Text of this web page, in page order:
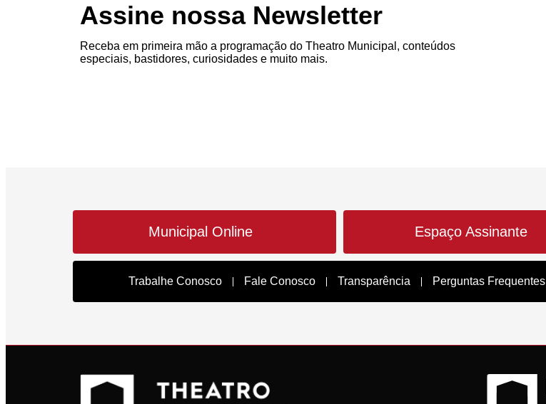
Assine nossa Newsletter
Receba em primeira mão a programação do Theatro Municipal, conteúdos
especiais, bastidores, curiosidades e muito mais.
Municipal Online Espaço Assinante
Trabalhe Conosco Fale Conosco Transparência Perguntas Frequentes